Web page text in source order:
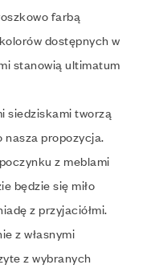
farbą
dostępnych w
stanowią ultimatum
siedziskami tworzą
nasza propozycja.
z meblami
będzie się miło
z przyjaciółmi.
z własnymi
z wybranych